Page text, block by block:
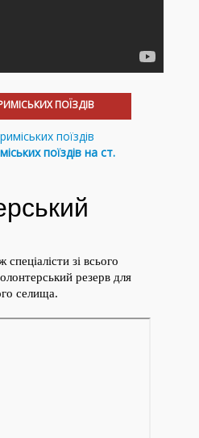
ПОЇЗДІВ
поїздів на ст.